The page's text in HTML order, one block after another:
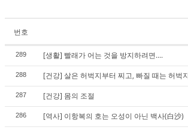
번호
289 [생활] 빨래가 어는 것을 방지하려면....
288 [건강] 살은 허벅지부터 찌고, 빠질 때는 허벅
287 [건강] 몸의 조절
286 [역사] 이항복의 호는 오성이 아닌 백사(白沙)